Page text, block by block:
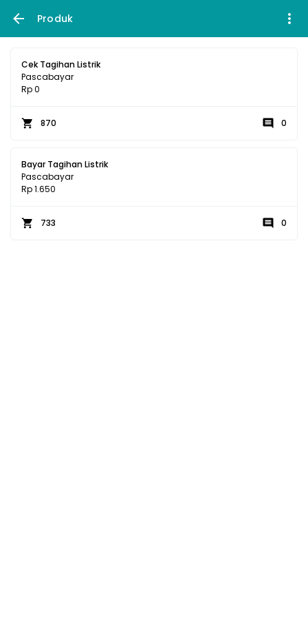
Produk
Cek Tagihan Listrik
Pascabayar
Rp 0
870 0
Bayar Tagihan Listrik
Pascabayar
Rp 1.650
733 0